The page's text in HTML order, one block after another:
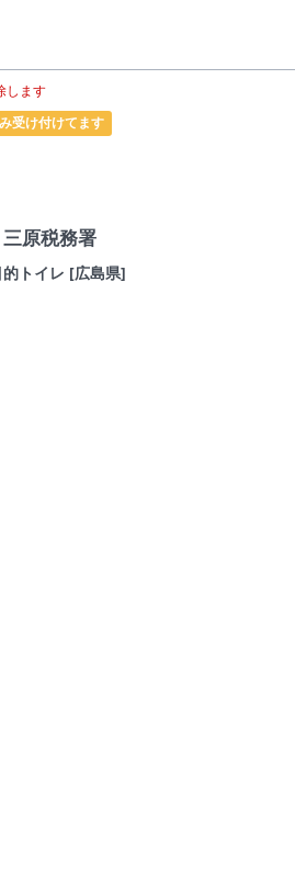
します
受け付けてます
三原税務署
的トイレ [広島県]